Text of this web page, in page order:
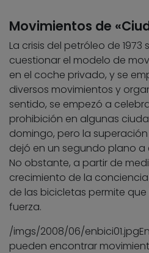
Movimientos de
La crisis del petróleo de
cuestionar el modelo de
en el coche privado, y se
diversos movimientos y
sentido, se empezó a
prohibición en algunas
domingo, pero la
dejó en un segundo plano a
No obstante, a partir de
crecimiento de la
de las bicicletas permite
fuerza.
/imgs/2008/06/enbici01.jpg
pueden encontrar